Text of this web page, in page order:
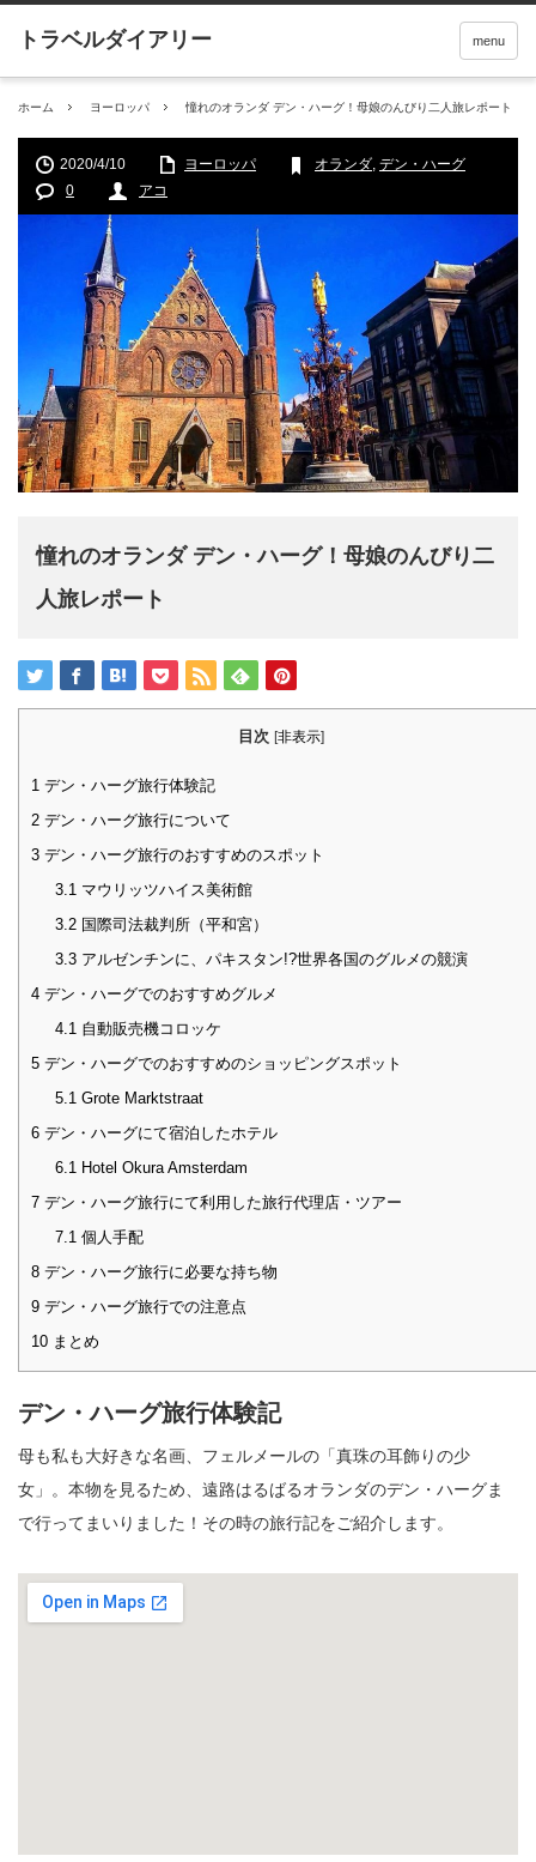
menu
ホーム ヨーロッパ 憧れのオランダ デン・ハーグ！母娘のんびり二人旅レポート
2020/4/10 ヨーロッパ オランダ, デン・ハーグ
0
アコ
憧れのオランダ デン・ハーグ！母娘のんびり二
人旅レポート
目次 [非表示]
1 デン・ハーグ旅行体験記
2 デン・ハーグ旅行について
3 デン・ハーグ旅行のおすすめのスポット
3.1 マウリッツハイス美術館
3.2国際司法裁判所（平和宮）
3.3アルゼンチンに、パキスタン!?世界各国のグルメの競演
4 デン・ハーグでのおすすめグルメ
4.1 自動販売機コロッケ
5 デン・ハーグでのおすすめのショッピングスポット
5.1 Grote Marktstraat
6 デン・ハーグにて宿泊したホテル
6.1 Hotel Okura Amsterdam
7 デン・ハーグ旅行にて利用した旅行代理店・ツアー
7.1 個人手配
8 デン・ハーグ旅行に必要な持ち物
9 デン・ハーグ旅行での注意点
10 まとめ
デン・ハーグ旅行体験記
母も私も大好きな名画、フェルメールの「真珠の耳飾りの少
女」。本物を見るため、遠路はるばるオランダのデン・ハーグま
で行ってまいりました！その時の旅行記をご紹介します。